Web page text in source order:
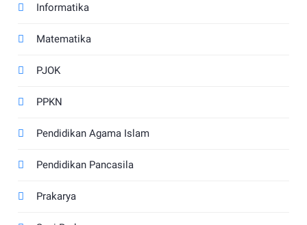
Informatika
Matematika
PJOK
PPKN
Pendidikan Agama Islam
Pendidikan Pancasila
Prakarya